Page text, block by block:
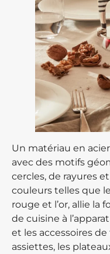
Un matériau en
avec des motifs
cercles, de rayures
couleurs telles que
rouge et l’or, allie la
de cuisine à
et les accessoires
assiettes, les